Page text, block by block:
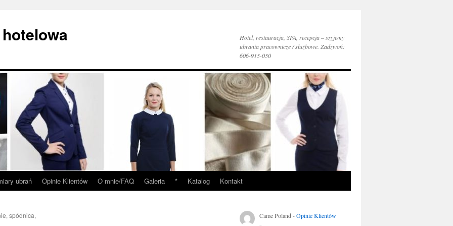
Hotel, restauracja, SPA, recepcja – szyjemy
ubrania pracownicze / służbowe. Zadzwoń:
606-915-050
ubrań Opinie Klientów O mnie/FAQ Galeria * Katalog Kontakt
spódnica,
Came Poland -Opinie Klientów
..